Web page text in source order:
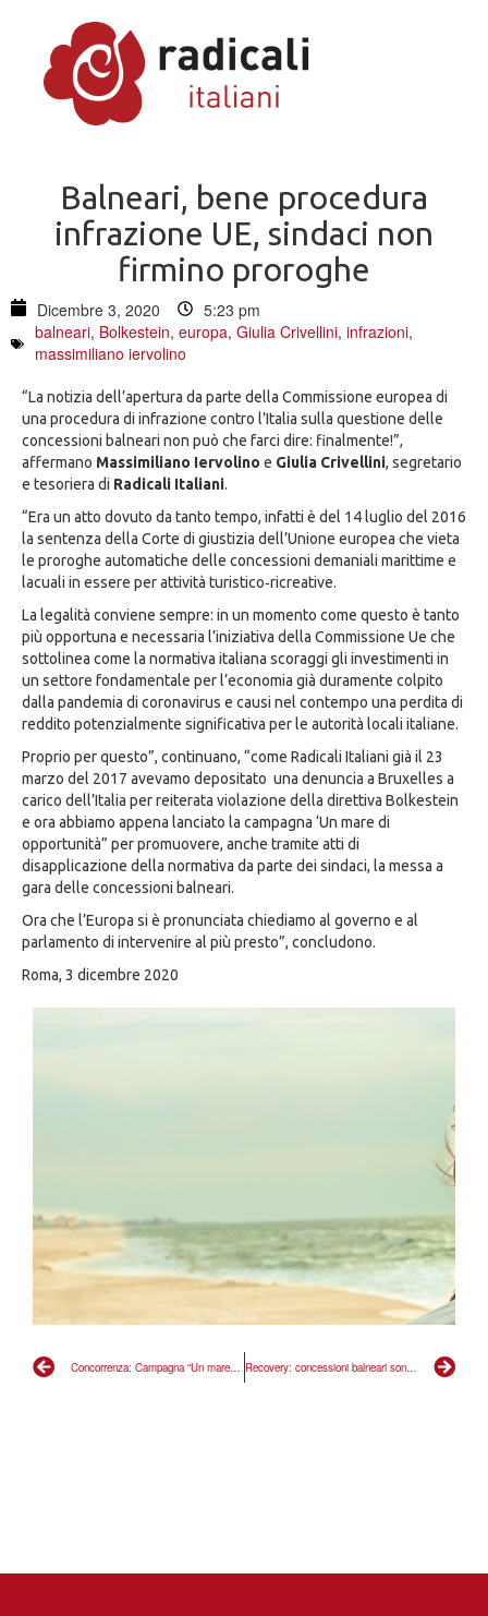
Balneari, bene procedura
infrazione UE, sindaci non
firmino proroghe
Dicembre 3, 2020
5:23 pm
balneari, Bolkestein, europa, Giulia Crivellini, infrazioni,
massimiliano iervolino
Recovery: concessioni balneari sono tallone d’Achille
“La notizia dell’apertura da parte della Commissione europea di
una procedura di infrazione contro l’Italia sulla questione delle
concessioni balneari non può che farci dire: finalmente!”,
affermano Massimiliano Iervolino e Giulia Crivellini, segretario
e tesoriera di Radicali Italiani.
“Era un atto dovuto da tanto tempo, infatti è del 14 luglio del 2016
la sentenza della Corte di giustizia dell’Unione europea che vieta
le proroghe automatiche delle concessioni demaniali marittime e
lacuali in essere per attività turistico‑ricreative.
La legalità conviene sempre: in un momento come questo è tanto
più opportuna e necessaria l’iniziativa della Commissione Ue che
sottolinea come la normativa italiana scoraggi gli investimenti in
un settore fondamentale per l’economia già duramente colpito
dalla pandemia di coronavirus e causi nel contempo una perdita di
reddito potenzialmente significativa per le autorità locali italiane.
Proprio per questo”, continuano, “come Radicali Italiani già il 23
marzo del 2017 avevamo depositato una denuncia a Bruxelles a
carico dell’Italia per reiterata violazione della direttiva Bolkestein
e ora abbiamo appena lanciato la campagna ‘Un mare di
opportunità” per promuovere, anche tramite atti di
disapplicazione della normativa da parte dei sindaci, la messa a
gara delle concessioni balneari.
Ora che l’Europa si è pronunciata chiediamo al governo e al
parlamento di intervenire al più presto”, concludono.
Roma, 3 dicembre 2020